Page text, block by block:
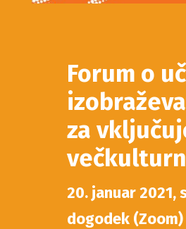
Forum o
za
20. januar 2021,
dogodek (Zoom)